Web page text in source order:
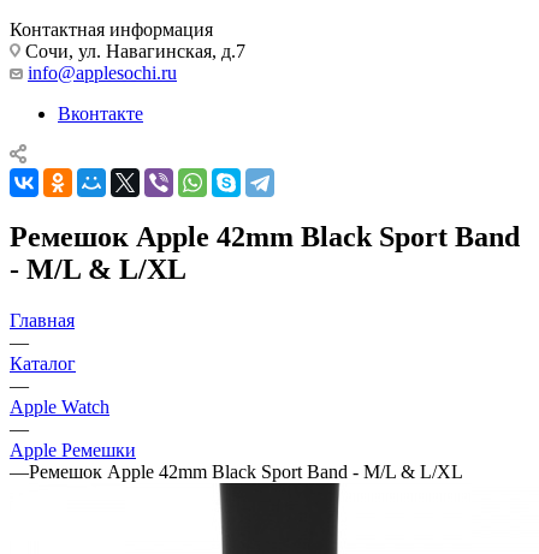
Контактная информация
Сочи, ул. Навагинская, д.7
info@applesochi.ru
Вконтакте
Ремешок Apple 42mm Black Sport Band
- M/L & L/XL
Главная
—
Каталог
—
Apple Watch
—
Apple Ремешки
—Ремешок Apple 42mm Black Sport Band - M/L & L/XL